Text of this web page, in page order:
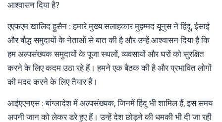
आश्वासन दिया है?
एएफएम खालिद हुसैन : हमारे मुख्य सलाहकार मुहम्मद यूनुस ने हिंदू, ईसाई
और बौद्ध समुदायों के नेताओं से बात की है और उन्हें आश्वासन दिया है कि
हम अल्पसंख्यक समुदायों के पूजा स्‍थलों, व्यवसायों और घरों को सुरक्षित
करने के लिए कदम उठा रहे हैं। हमने एक बैठक की है और प्रभावित लोगों
की मदद करने के लिए तैयार हैं।
आईएएनएस : बांग्लादेश में अल्पसंख्यक, जिनमें हिंदू भी शामिल हैं, इस समय
अपनी जान को लेकर डरे हुए हैं। उन्हें देश छोड़ने की धमकी भी दी जा रही